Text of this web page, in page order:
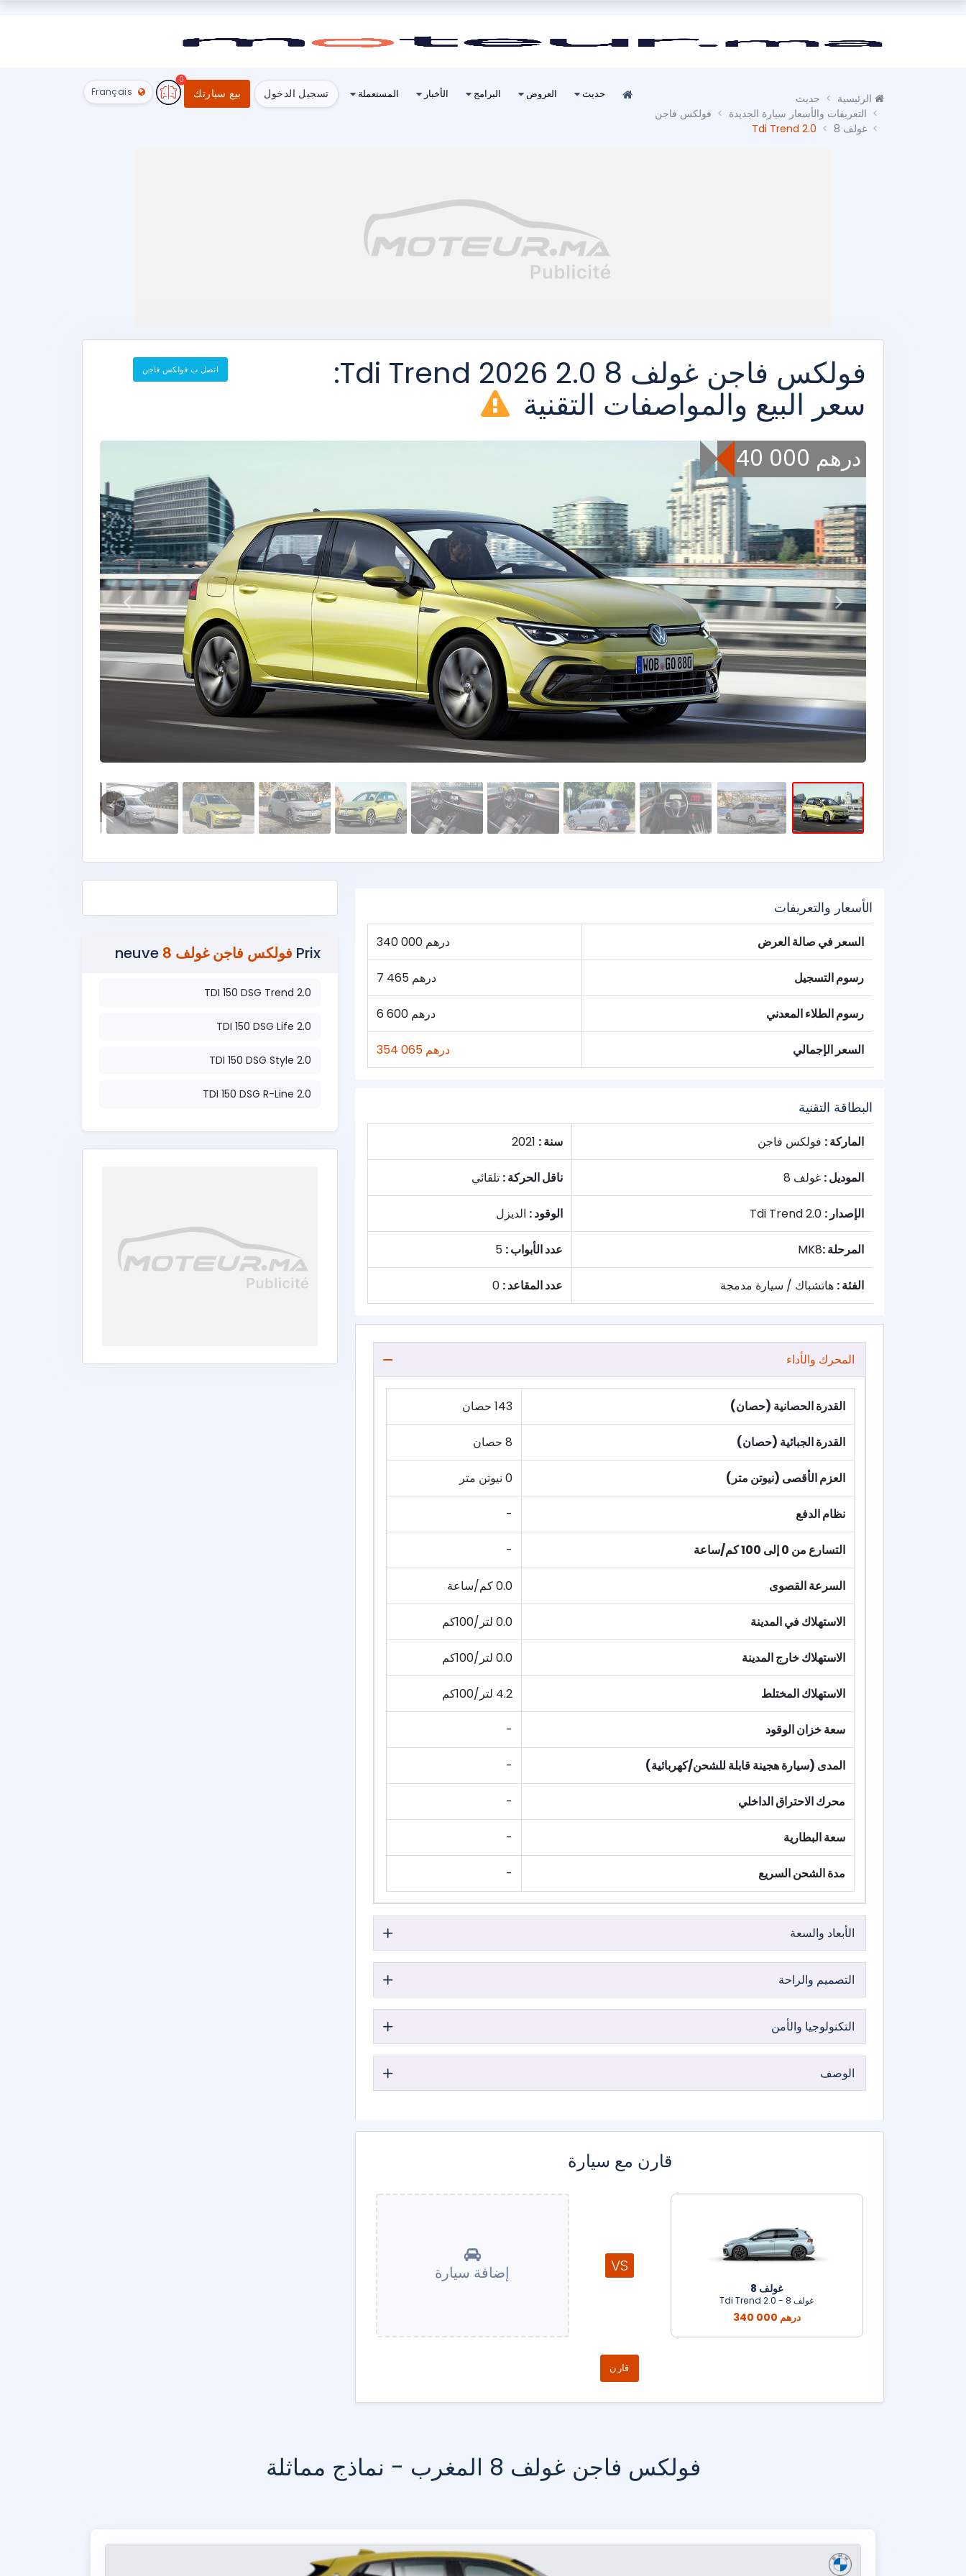
حديث العروض البرامج الأخبار المستعملة تسجيل الدخول بيع سيارتك
0
Français
حديث
التعريفات والأسعار سيارة الجديدة
فولكس فاجن
غولف 8
2.0 Tdi Trend
فولكس فاجن غولف 8 2.0 Tdi Trend 2026:
سعر البيع والمواصفات التقنية
اتصل ب فولكس فاجن
340 000 درهم
الأسعار والتعريفات
السعر في صالة العرض 340 000 درهم
رسوم التسجيل 7 465 درهم
رسوم الطلاء المعدني 6 600 درهم
السعر الإجمالي 354 065 درهم
البطاقة التقنية
الماركة : فولكس فاجن سنة :
الموديل : غولف 8 ناقل الحركة : تلقائي
الإصدار : الوقود : الديزل
المرحلة : MK8 عدد الأبواب :
الفئة : هاتشباك / سيارة مدمجة عدد المقاعد :
المحرك والأداء
القدرة الحصانية (حصان) 143 حصان
القدرة الجبائية (حصان) 8 حصان
العزم الأقصى (نيوتن متر) 0 نيوتن متر
نظام الدفع -
التسارع من 0 إلى 100 كم/ساعة -
السرعة القصوى 0.0 كم/ساعة
الاستهلاك في المدينة 0.0 لتر/100كم
الاستهلاك خارج المدينة 0.0 لتر/100كم
الاستهلاك المختلط 4.2 لتر/100كم
سعة خزان الوقود -
المدى (سيارة هجينة قابلة للشحن/كهربائية) -
محرك الاحتراق الداخلي -
سعة البطارية -
مدة الشحن السريع -
الأبعاد والسعة
التصميم والراحة
التكنولوجيا والأمن
الوصف
قارن مع سيارة
غولف 8
غولف 8 - 2.0 Tdi Trend
340 000 درهم
VS إضافة سيارة
قارن
Prix فولكس فاجن غولف 8
2.0 TDI 150 DSG Trend
2.0 TDI 150 DSG Life
2.0 TDI 150 DSG Style
2.0 TDI 150 DSG R-Line
فولكس فاجن غولف 8 المغرب - نماذج مماثلة